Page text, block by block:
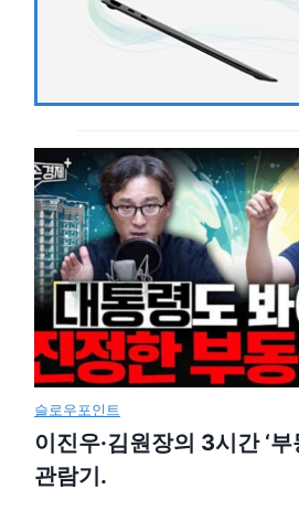
슬로우포인트
이진우·김원장의 3시간 ‘
관람기.